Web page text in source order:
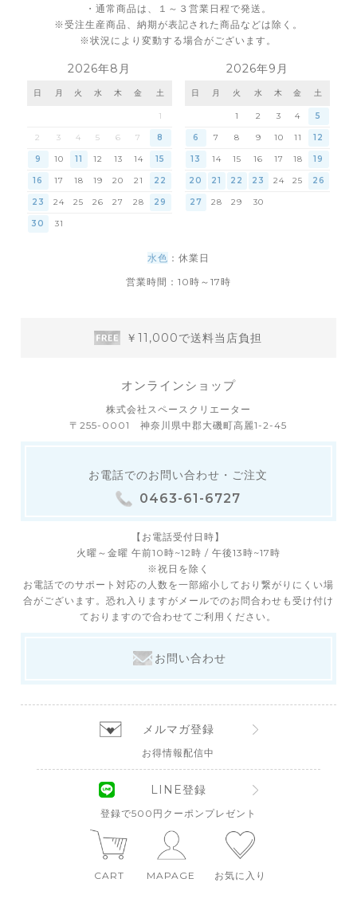
・通常商品は、１～３営業日程で発送。
※受注生産商品、納期が表記された商品などは除く。
※状況により変動する場合がございます。
2026年8月
日 月 火 水 木 金 土
1
2 3 4 5 6 7 8
9 10 11 12 13 14 15
16 17 18 19 20 21 22
23 24 25 26 27 28 29
30 31
2026年9月
日 月 火 水 木 金 土
1 2 3 4 5
6 7 8 9 10 11 12
13 14 15 16 17 18 19
20 21 22 23 24 25 26
27 28 29 30
水色 ：休業日
営業時間：10時～17時
￥11,000で送料当店負担
オンラインショップ
株式会社スペースクリエーター
〒255-0001 神奈川県中郡大磯町高麗1-2-45
お電話でのお問い合わせ・ご注文
0463-61-6727
【お電話受付日時】
火曜～金曜 午前10時~12時 / 午後13時~17時
※祝日を除く
お電話でのサポート対応の人数を一部縮小しており繋がりにくい場
合がございます。恐れ入りますがメールでのお問合わせも受け付け
ておりますので合わせてご利用ください。
お問い合わせ
メルマガ登録
お得情報配信中
LINE登録
登録で500円クーポンプレゼント
CART MAPAGE お気に入り